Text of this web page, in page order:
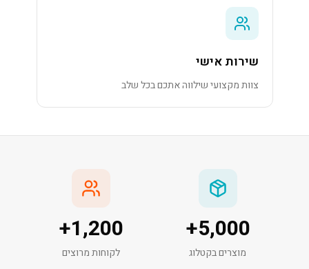
שירות אישי
צוות מקצועי שילווה אתכם בכל שלב
5,000
+
מוצרים בקטלוג
1,200
+
לקוחות מרוצים